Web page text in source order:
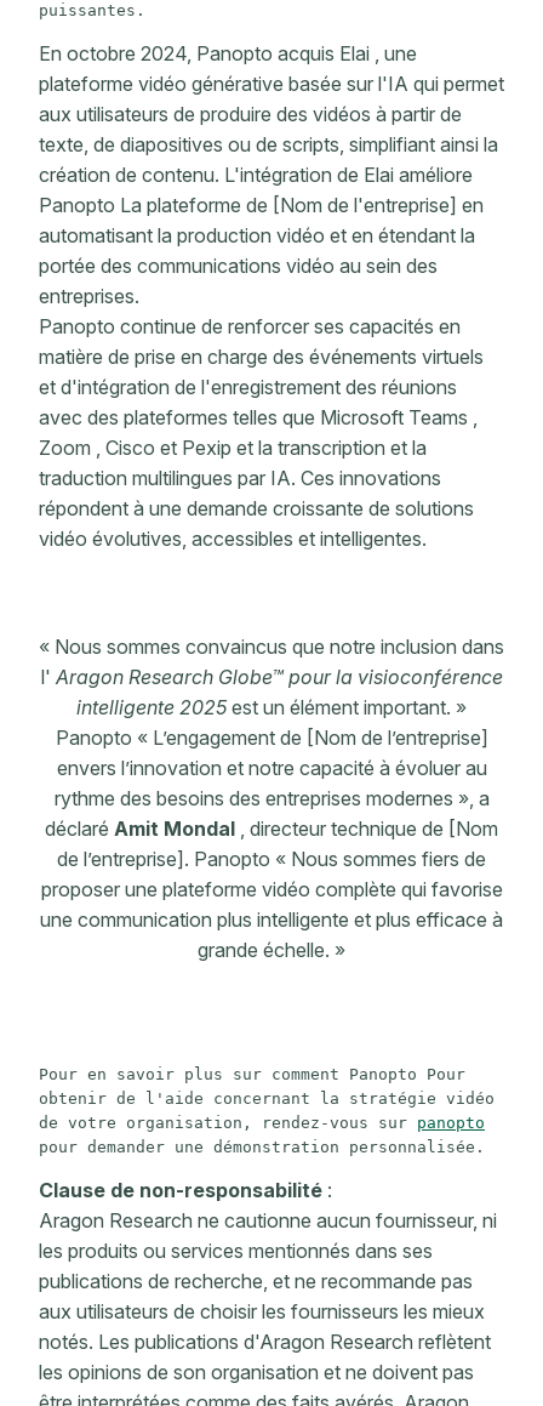
puissantes.
En octobre 2024, Panopto acquis Elai , une
plateforme vidéo générative basée sur l'IA qui permet
aux utilisateurs de produire des vidéos à partir de
texte, de diapositives ou de scripts, simplifiant ainsi la
création de contenu. L'intégration de Elai améliore
Panopto La plateforme de [Nom de l'entreprise] en
automatisant la production vidéo et en étendant la
portée des communications vidéo au sein des
entreprises.
Panopto continue de renforcer ses capacités en
matière de prise en charge des événements virtuels
et d'intégration de l'enregistrement des réunions
avec des plateformes telles que Microsoft Teams ,
Zoom , Cisco et Pexip et la transcription et la
traduction multilingues par IA. Ces innovations
répondent à une demande croissante de solutions
vidéo évolutives, accessibles et intelligentes.
« Nous sommes convaincus que notre inclusion dans
l' Aragon Research Globe™ pour la visioconférence
intelligente 2025 est un élément important. »
Panopto « L’engagement de [Nom de l’entreprise]
envers l’innovation et notre capacité à évoluer au
rythme des besoins des entreprises modernes », a
déclaré Amit Mondal , directeur technique de [Nom
de l’entreprise]. Panopto « Nous sommes fiers de
proposer une plateforme vidéo complète qui favorise
une communication plus intelligente et plus efficace à
grande échelle. »
Pour en savoir plus sur comment Panopto Pour
obtenir de l'aide concernant la stratégie vidéo
de votre organisation, rendez-vous sur panopto
pour demander une démonstration personnalisée.
Clause de non-responsabilité :
Aragon Research ne cautionne aucun fournisseur, ni
les produits ou services mentionnés dans ses
publications de recherche, et ne recommande pas
aux utilisateurs de choisir les fournisseurs les mieux
notés. Les publications d'Aragon Research reflètent
les opinions de son organisation et ne doivent pas